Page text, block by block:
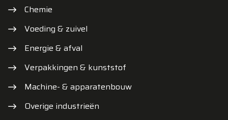
Chemie
Voeding & zuivel
Energie & afval
Verpakkingen & kunststof
Machine- & apparatenbouw
Overige industrieën